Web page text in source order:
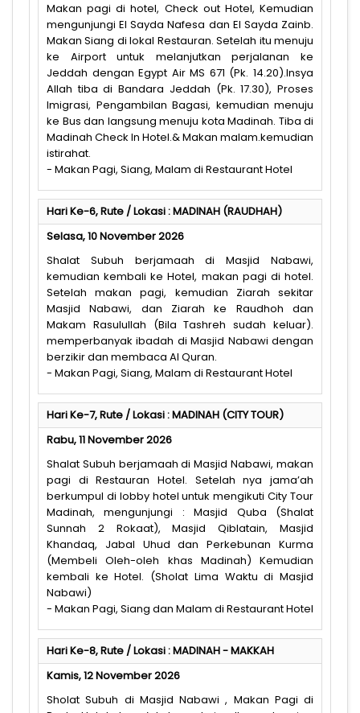
Makan pagi di hotel, Check out Hotel, Kemudian
mengunjungi El Sayda Nafesa dan El Sayda Zainb.
Makan Siang di lokal Restauran. Setelah itu menuju
ke Airport untuk melanjutkan perjalanan ke
Jeddah dengan Egypt Air MS 671 (Pk. 14.20).Insya
Allah tiba di Bandara Jeddah (Pk. 17.30), Proses
Imigrasi, Pengambilan Bagasi, kemudian menuju
ke Bus dan langsung menuju kota Madinah. Tiba di
Madinah Check In Hotel.& Makan malam.kemudian
istirahat.
- Makan Pagi, Siang, Malam di Restaurant Hotel
Hari Ke-6, Rute / Lokasi : MADINAH (RAUDHAH)
Selasa, 10 November 2026
Shalat Subuh berjamaah di Masjid Nabawi,
kemudian kembali ke Hotel, makan pagi di hotel.
Setelah makan pagi, kemudian Ziarah sekitar
Masjid Nabawi, dan Ziarah ke Raudhoh dan
Makam Rasulullah (Bila Tashreh sudah keluar).
memperbanyak ibadah di Masjid Nabawi dengan
berzikir dan membaca Al Quran.
- Makan Pagi, Siang, Malam di Restaurant Hotel
Hari Ke-7, Rute / Lokasi : MADINAH (CITY TOUR)
Rabu, 11 November 2026
Shalat Subuh berjamaah di Masjid Nabawi, makan
pagi di Restauran Hotel. Setelah nya jama’ah
berkumpul di lobby hotel untuk mengikuti City Tour
Madinah, mengunjungi : Masjid Quba (Shalat
Sunnah 2 Rokaat), Masjid Qiblatain, Masjid
Khandaq, Jabal Uhud dan Perkebunan Kurma
(Membeli Oleh-oleh khas Madinah) Kemudian
kembali ke Hotel. (Sholat Lima Waktu di Masjid
Nabawi)
- Makan Pagi, Siang dan Malam di Restaurant Hotel
Hari Ke-8, Rute / Lokasi : MADINAH - MAKKAH
Kamis, 12 November 2026
Sholat Subuh di Masjid Nabawi , Makan Pagi di